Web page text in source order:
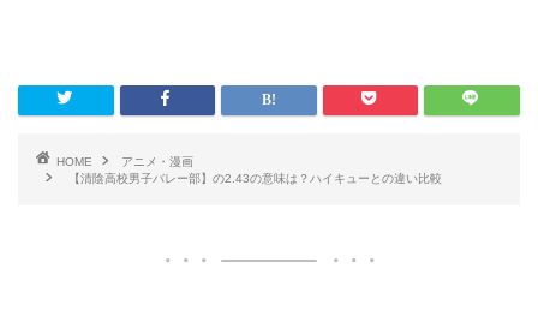
HOME
アニメ・漫画
【清陰高校男子バレー部】の2.43の意味は？ハイキューとの違い比較